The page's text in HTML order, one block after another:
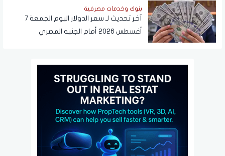
بنوك وخدمات مصرفية
آخر تحديث لـ سعر الدولار اليوم الجمعة 7
أغسطس 2026 أمام الجنيه المصري